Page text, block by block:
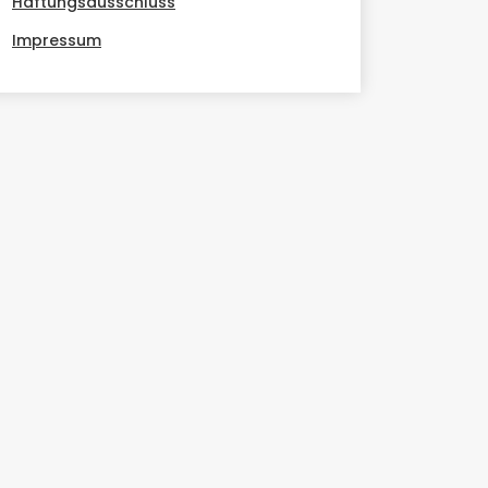
Impressum